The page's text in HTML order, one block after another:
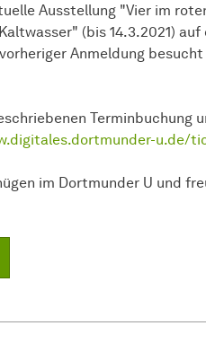
Ausstellung "Vier im
(bis 14.3.2021)
Anmeldung
Terminbuchung
u.de/
im Dortmunder U und